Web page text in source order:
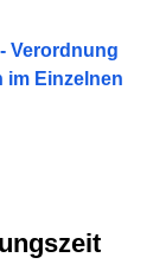
Verordnung
im Einzelnen